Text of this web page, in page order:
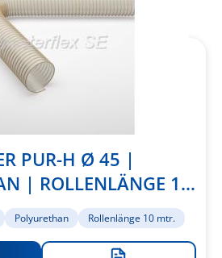
PUR-H Ø 45 |
| ROLLENLÄNGE 10
MTR.
Polyurethan Rollenlänge 10 mtr.